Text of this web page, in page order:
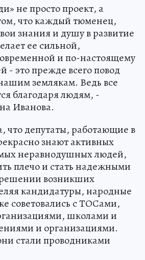
не просто проект, а
что каждый тюменец,
знания и душу в развитие
ее сильной,
и по-настоящему
это прежде всего повод
землякам. Ведь все
благодаря людям, -
Иванова.
что депутаты, работающие в
знают активных
неравнодушных людей,
плечо и стать надежными
возникших
кандидатуры, народные
советовались с ТОСами,
школами и
и организациями.
стали проводниками